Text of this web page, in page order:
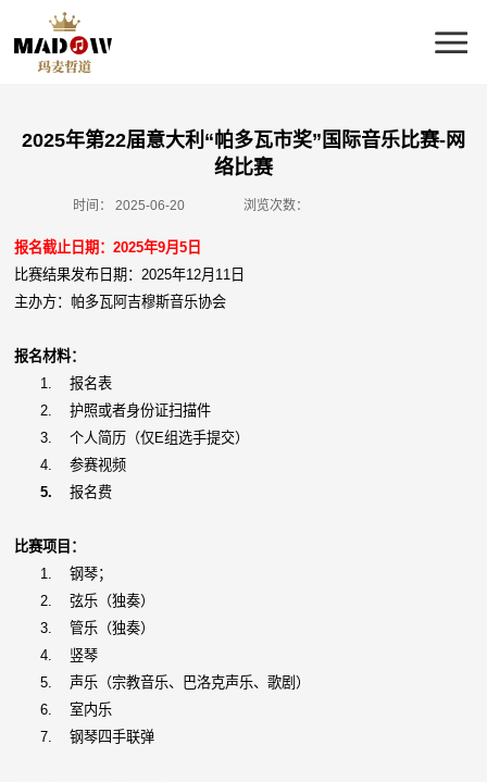
2025年第22届意大利“帕多瓦市奖”国际音乐比赛-网
络比赛
时间： 2025-06-20 浏览次数：
报名截止日期：2025年9月5日
比赛结果发布日期：2025年12月11日
主办方：帕多瓦阿吉穆斯音乐协会
报名材料：
1.
报名表
2.
护照或者身份证扫描件
3.
个人简历（仅E组选手提交）
4.
参赛视频
5.
报名费
比赛项目：
1.
钢琴；
2.
弦乐（独奏）
3.
管乐（独奏）
4.
竖琴
5.
声乐（宗教音乐、巴洛克声乐、歌剧）
6.
室内乐
7.
钢琴四手联弹